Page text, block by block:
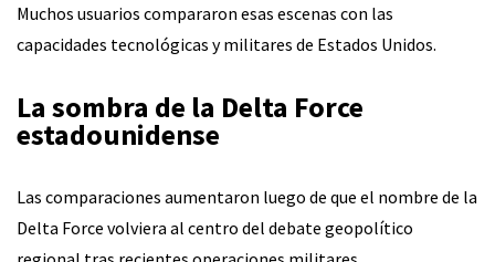
Muchos usuarios compararon esas escenas con las
capacidades tecnológicas y militares de Estados Unidos.
La sombra de la Delta Force
estadounidense
Las comparaciones aumentaron luego de que el nombre de la
Delta Force volviera al centro del debate geopolítico